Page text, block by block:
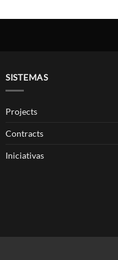
SISTEMAS
Projects
Contracts
Iniciativas